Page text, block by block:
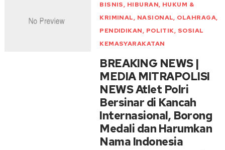
BISNIS, HIBURAN, HUKUM &
KRIMINAL, NASIONAL, OLAHRAGA,
PENDIDIKAN, POLITIK, SOSIAL
KEMASYARAKATAN
BREAKING NEWS |
MEDIA MITRAPOLISI
NEWS Atlet Polri
Bersinar di Kancah
Internasional, Borong
Medali dan Harumkan
Nama Indonesia